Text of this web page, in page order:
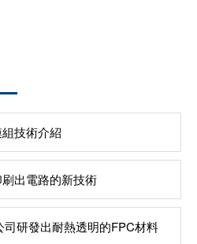
技術介紹
出電路的新技術
研發出耐熱透明的FPC材料